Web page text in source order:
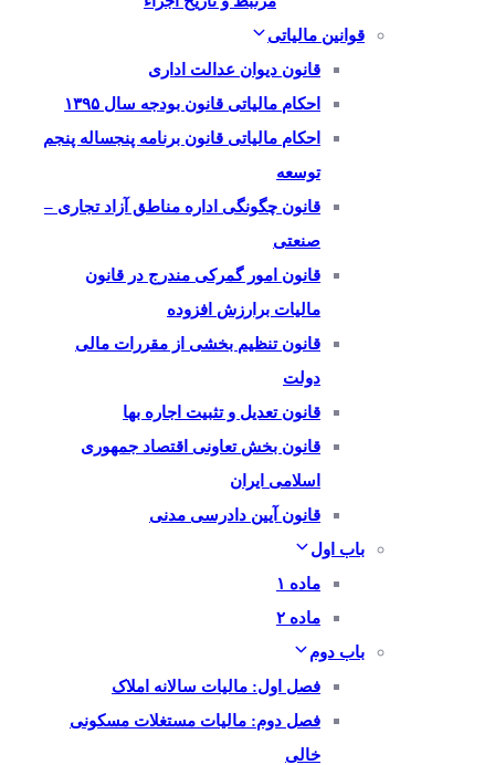
قوانین مالیاتی
قانون دیوان عدالت اداری
احکام مالیاتی قانون بودجه سال ۱۳۹۵
احکام مالیاتی قانون برنامه پنجساله پنجم
توسعه
قانون چگونگی اداره مناطق آزاد تجاری –
صنعتی
قانون امور گمرکی مندرج در قانون
مالیات برارزش افزوده
قانون تنظیم بخشی از مقررات مالی
دولت
قانون تعدیل و تثبیت اجاره بها
قانون بخش تعاونی اقتصاد جمهوری
اسلامی ایران
قانون آیین دادرسی مدنی
باب اول
ماده ۱
ماده ۲
باب دوم
فصل اول: مالیات سالانه املاک
فصل دوم: مالیات مستغلات مسکونی
خالی